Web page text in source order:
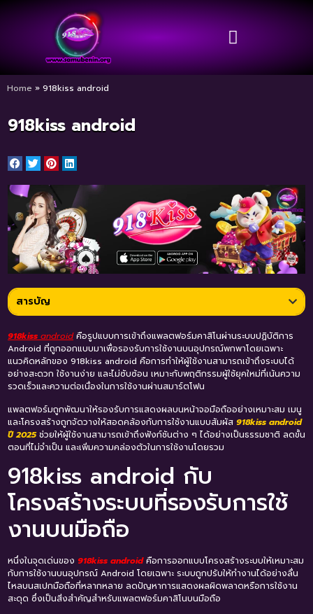
Home » 918kiss android
918kiss android
สารบัญ
918kiss androidคือรูปแบบการเข้าถึงแพลตฟอร์มคาสิโนผ่านระบบปฏิบัติการ
Android ที่ถูกออกแบบมาเพื่อรองรับการใช้งานบนอุปกรณ์พกพาโดยเฉพาะ
แนวคิดหลักของ 918kiss android คือการทำให้ผู้ใช้งานสามารถเข้าถึงระบบได้
อย่างสะดวก ใช้งานง่าย และไม่ซับซ้อน เหมาะกับพฤติกรรมผู้ใช้ยุคใหม่ที่เน้นความ
รวดเร็วและความต่อเนื่องในการใช้งานผ่านสมาร์ตโฟน
แพลตฟอร์มถูกพัฒนาให้รองรับการแสดงผลบนหน้าจอมือถืออย่างเหมาะสม เมนู
และโครงสร้างถูกจัดวางให้สอดคล้องกับการใช้งานแบบสัมผัส 918kiss android
ปี 2025ช่วยให้ผู้ใช้งานสามารถเข้าถึงฟังก์ชันต่าง ๆ ได้อย่างเป็นธรรมชาติ ลดขั้น
ตอนที่ไม่จำเป็น และเพิ่มความคล่องตัวในการใช้งานโดยรวม
918kiss android กับ
โครงสร้างระบบที่รองรับการใช้
งานบนมือถือ
หนึ่งในจุดเด่นของ 918kiss androidคือการออกแบบโครงสร้างระบบให้เหมาะสม
กับการใช้งานบนอุปกรณ์ Android โดยเฉพาะ ระบบถูกปรับให้ทำงานได้อย่างลื่น
ไหลบนสเปกมือถือที่หลากหลาย ลดปัญหาการแสดงผลผิดพลาดหรือการใช้งาน
สะดุด ซึ่งเป็นสิ่งสำคัญสำหรับแพลตฟอร์มคาสิโนบนมือถือ